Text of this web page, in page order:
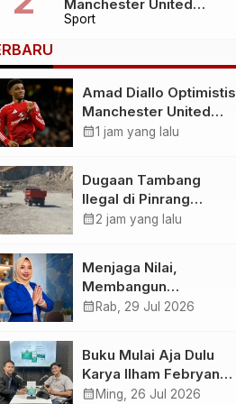
Sport
Manchester United
Hadapi Musim Besar Usai
Amad Diallo Optimistis
Manchester United
Hadapi Musim Besar
calendar_month1 jam yang lalu
Dugaan Tambang
Ilegal di Pinrang
Disorot HMI, Dampak
calendar_month2 jam yang lalu
Menjaga Nilai,
Membangun
Kemandirian
Ekonomi Perempuan
yang Berdaya,
Akuntabel dan
calendar_month Rab, 29 Jul 2026
Buku Mulai Aja Dulu
Karya Ilham Febryan
Hadir, Dorong Anak
calendar_month Ming, 26 Jul 2026